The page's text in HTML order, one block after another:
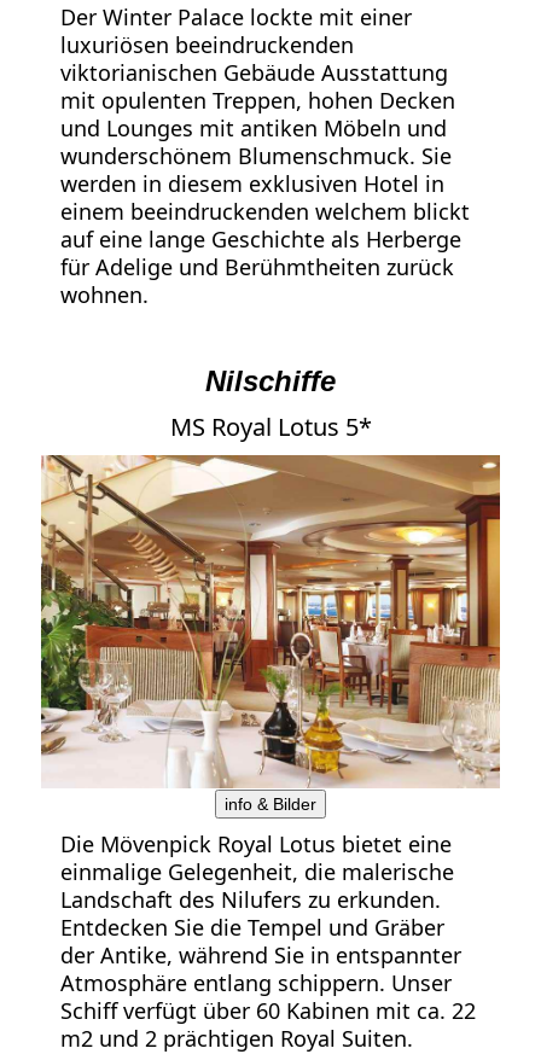
Der Winter Palace lockte mit einer
luxuriösen beeindruckenden
viktorianischen Gebäude Ausstattung
mit opulenten Treppen, hohen Decken
und Lounges mit antiken Möbeln und
wunderschönem Blumenschmuck. Sie
werden in diesem exklusiven Hotel in
einem beeindruckenden welchem blickt
auf eine lange Geschichte als Herberge
für Adelige und Berühmtheiten zurück
wohnen.
Nilschiffe
MS Royal Lotus 5*
info & Bilder
Die Mövenpick Royal Lotus bietet eine
einmalige Gelegenheit, die malerische
Landschaft des Nilufers zu erkunden.
Entdecken Sie die Tempel und Gräber
der Antike, während Sie in entspannter
Atmosphäre entlang schippern. Unser
Schiff verfügt über 60 Kabinen mit ca. 22
m2 und 2 prächtigen Royal Suiten.